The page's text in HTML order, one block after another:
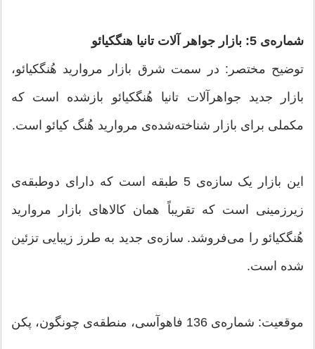
شماره‌ی 5: بازار جواهر آلات تانیا هنگکیائو
توضیح مختصر: در سمت شرق بازار مروارید هُنگکیائو،
بازار جدید جواهرآلات تانیا هُنگکیائو بازشده است که
مکملی برای بازار شناخته‌شده‌ی مروارید هُنگ کیائو است.
این بازار یک سازه‌ی 5 طبقه است که دارای دوطبقه‌ی
زیرزمینی است که تقریباً همان کالاهای بازار مروارید
هُنگکیائو را می‌فروشد. سازه‌ی جدید به طرز زیبایی تزئین
شده است.
موقعیت: شماره‌ی 136 فاهوآسی، منطقه‌ی چونگون، پکن